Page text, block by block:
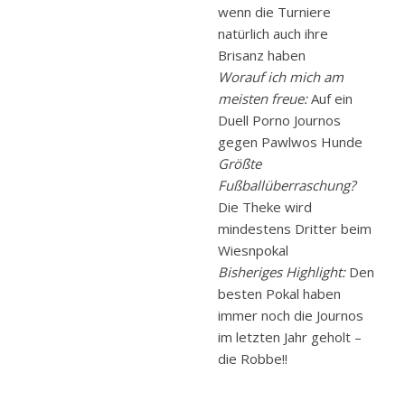
wenn die Turniere
natürlich auch ihre
Brisanz haben
Worauf ich mich am
meisten freue:Auf ein
Duell Porno Journos
gegen Pawlwos Hunde
Größte
Fußballüberraschung?
Die Theke wird
mindestens Dritter beim
Wiesnpokal
Bisheriges Highlight: Den
besten Pokal haben
immer noch die Journos
im letzten Jahr geholt –
die Robbe!!